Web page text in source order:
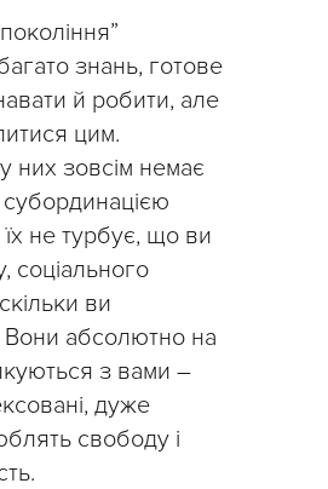
знань, готове
й робити, але
цим.
них зовсім немає
їх не турбує, що ви
соціального
ви
Вони абсолютно на
з вами –
дуже
свободу і